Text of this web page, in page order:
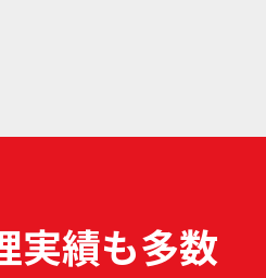
実績も多数